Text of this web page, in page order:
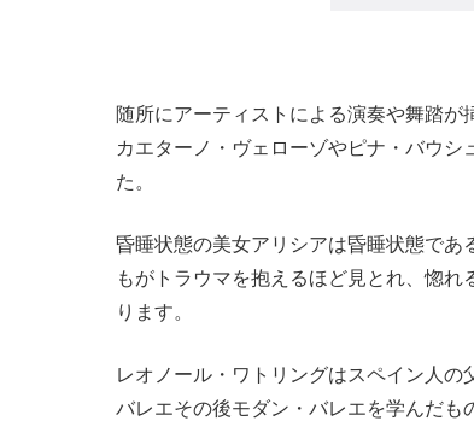
随所にアーティストによる演奏や舞踏が
カエターノ・ヴェローゾやピナ・バウ
た。
昏睡状態の美女アリシアは昏睡状態で
もがトラウマを抱えるほど見とれ、惚
ります。
レオノール・ワトリングはスペイン人の
バレエその後モダン・バレエを学んだ